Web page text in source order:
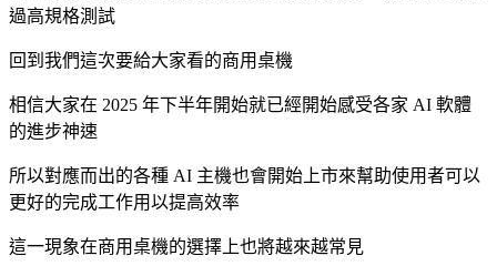
過高規格測試
回到我們這次要給大家看的商用桌機
相信大家在 2025 年下半年開始就已經開始感受各家 AI 軟體
的進步神速
所以對應而出的各種 AI 主機也會開始上市來幫助使用者可以
更好的完成工作用以提高效率
這一現象在商用桌機的選擇上也將越來越常見